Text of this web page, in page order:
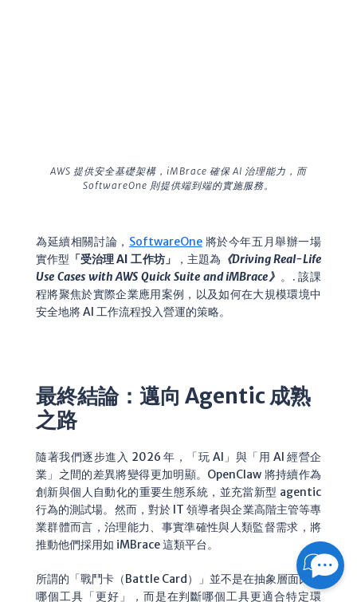
AWS 提供安全基礎架構，iMBrace 確保 AI 治理能力，而
SoftwareOne 則提供端到端的實施服務。
為延續相關討論， SoftwareOne將於今年五月舉辦一場
實作型 「受治理 AI 工作坊」 ，主題為 《Driving Real-Life
Use Cases with AWS Quick Suite and iMBrace》 。 . 該課
程將聚焦於實際企業應用案例，以及如何在大規模環境中
安全地將 AI 工作流程投入營運的策略。
最終結論：邁向 Agentic 成熟
之路
隨著我們逐步進入 2026 年，「玩 AI」與「用 AI 經營企
業」之間的差異將變得更加明顯。OpenClaw 將持續作為
創新與個人自動化的重要生態系統，並充當新型 agentic
行為的測試場。然而，對於 IT 領導者與企業高階主管等專
業群體而言，治理能力、事實準確性與人類監督需求，將
推動他們採用如 iMBrace 這類平台。
所謂的「戰鬥卡（Battle Card）」並不是在抽象層面比較
哪個工具「更好」，而是在判斷哪個工具更適合特定環